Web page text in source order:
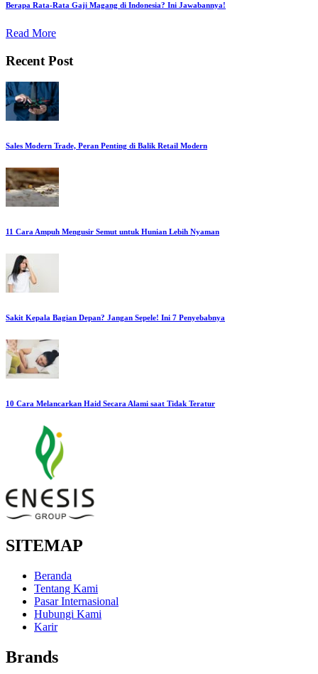
Berapa Rata-Rata Gaji Magang di Indonesia? Ini Jawabannya!
Read More
Recent Post
Sales Modern Trade, Peran Penting di Balik Retail Modern
11 Cara Ampuh Mengusir Semut untuk Hunian Lebih Nyaman
Sakit Kepala Bagian Depan? Jangan Sepele! Ini 7 Penyebabnya
10 Cara Melancarkan Haid Secara Alami saat Tidak Teratur
SITEMAP
Beranda
Tentang Kami
Pasar Internasional
Hubungi Kami
Karir
Brands